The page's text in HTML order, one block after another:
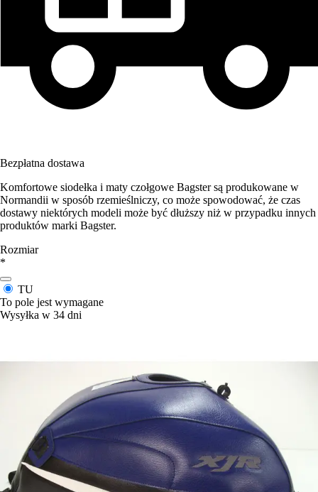
Bezpłatna dostawa
Komfortowe siodełka i maty czołgowe Bagster są produkowane w
Normandii w sposób rzemieślniczy, co może spowodować, że czas
dostawy niektórych modeli może być dłuższy niż w przypadku innych
produktów marki Bagster.
Rozmiar
*
TU
To pole jest wymagane
Wysyłka w 34 dni